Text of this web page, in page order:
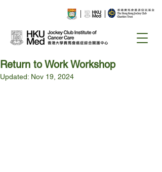
Return to Work Workshop
Updated: Nov 19, 2024